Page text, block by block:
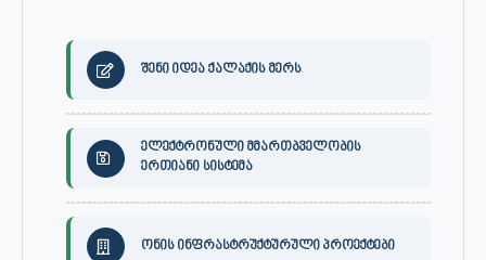
შენი იდეა ქალაქის მერს
ელექტრონული მმართბველობის
ერთიანი სისტემა
ონის ინფრასტრუქტურული პროექტები